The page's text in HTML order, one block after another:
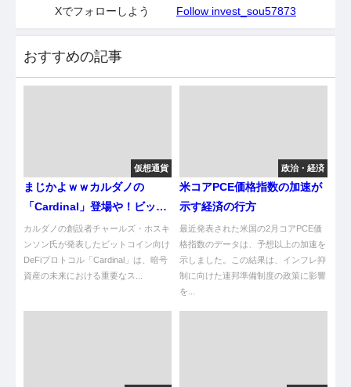
Xでフォローしよう Follow invest_sou57873
おすすめの記事
仮想通貨
まじかよｗｗカルダノの
「Cardinal」登場や！ビット
コイン界激震やんけ！
カルダノの創設者チャールズ・ホスキ
ンソン氏が発表したビットコイン向け
DeFiプロトコル「Cardinal」は、暗号
資産の未来における重要なス...
政治・経済
米コアPCE価格指数の加速が
示す経済の行方
最近発表された米国の2月コアPCE価
格指数のデータは、予想以上の加速を
示しました。この結果は、インフレ抑
制に向けた連邦準備制度の政策に影響
を...